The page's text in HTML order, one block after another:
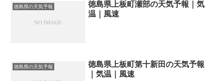
徳島県の天気予報
徳島県上板町瀬部の天気予報｜気
温｜風速
徳島県の天気予報
徳島県上板町第十新田の天気予報
｜気温｜風速